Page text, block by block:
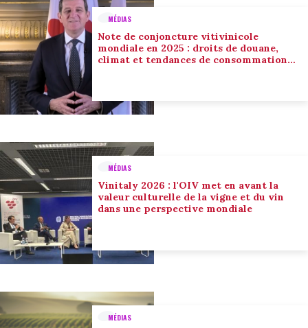
MÉDIAS
Note de conjoncture vitivinicole
mondiale en 2025 : droits de douane,
climat et tendances de consommation
MÉDIAS
Vinitaly 2026 : l'OIV met en avant la
valeur culturelle de la vigne et du vin
dans une perspective mondiale
MÉDIAS